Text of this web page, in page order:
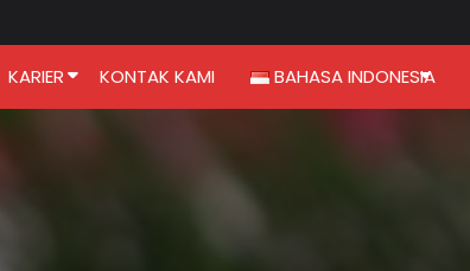
KARIER KONTAK KAMI BAHASA INDONESIA